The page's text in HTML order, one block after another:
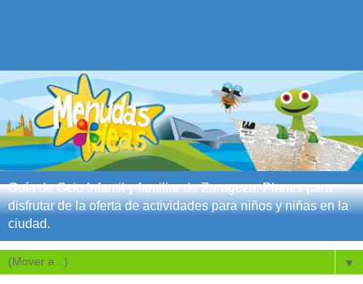
Guía de Ocio Infantil y familiar de Zaragoza. Planes para
disfrutar de la oferta de actividades para niños y niñas en la
ciudad.
▼